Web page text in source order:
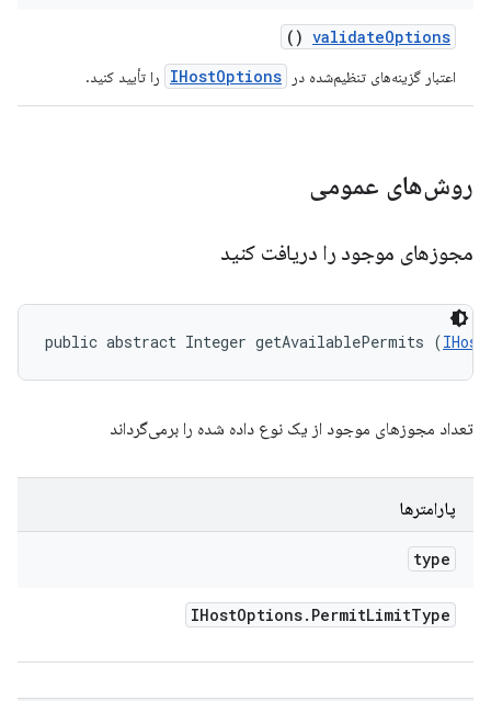
validateOptions
()
اعتبار گزینه‌های تنظیم‌شده در IHostOptions را تأیید کنید.
روش‌های عمومی
مجوزهای موجود را دریافت کنید
public abstract Integer getAvailablePermits (
تعداد مجوزهای موجود از یک نوع داده شده را برمی‌گرداند
پارامترها
type
IHostOptions. PermitLimitType